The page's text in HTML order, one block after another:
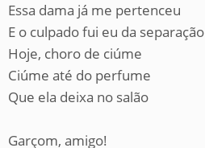
Essa dama já me pertenceu
E o culpado fui eu da separação
Hoje, choro de ciúme
Ciúme até do perfume
Que ela deixa no salão
Garçom, amigo!